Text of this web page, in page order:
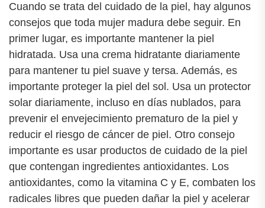
Cuando se trata del cuidado de la piel, hay algunos
consejos que toda mujer madura debe seguir. En
primer lugar, es importante mantener la piel
hidratada. Usa una crema hidratante diariamente
para mantener tu piel suave y tersa. Además, es
importante proteger la piel del sol. Usa un protector
solar diariamente, incluso en días nublados, para
prevenir el envejecimiento prematuro de la piel y
reducir el riesgo de cáncer de piel. Otro consejo
importante es usar productos de cuidado de la piel
que contengan ingredientes antioxidantes. Los
antioxidantes, como la vitamina C y E, combaten los
radicales libres que pueden dañar la piel y acelerar